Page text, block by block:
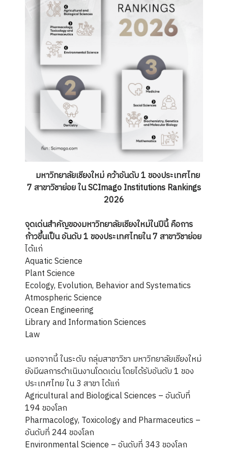
มหาวิทยาลัยเชียงใหม่ คว้าอันดับ 1 ของประเทศไทย
7 สาขาวิชาย่อย ใน SCImago Institutions Rankings
2026
จุดเด่นสำคัญของมหาวิทยาลัยเชียงใหม่ในปีนี้ คือการ
ก้าวขึ้นเป็น อันดับ 1 ของประเทศไทยใน 7 สาขาวิชาย่อย
ได้แก่
Aquatic Science
Plant Science
Ecology, Evolution, Behavior and Systematics
Atmospheric Science
Ocean Engineering
Library and Information Sciences
Law
นอกจากนี้ ในระดับ กลุ่มสาขาวิชา มหาวิทยาลัยเชียงใหม่
ยังมีผลการดำเนินงานโดดเด่น โดยได้รับอันดับ 1 ของ
ประเทศไทย ใน 3 สาขา ได้แก่
Agricultural and Biological Sciences – อันดับที่
194 ของโลก
Pharmacology, Toxicology and Pharmaceutics –
อันดับที่ 244 ของโลก
Environmental Science – อันดับที่ 343 ของโลก